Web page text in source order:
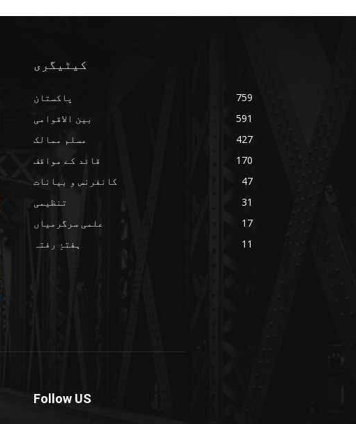
کیٹیگری
پاکستان
759
بین الاقوامی
591
مسلم ممالک
427
قائد کے مواقف
170
کانفرنس و بیانات
47
تنظیمی
31
علمی سرگرمیاں
17
ہفتۂِ رفتہ
11
Follow US